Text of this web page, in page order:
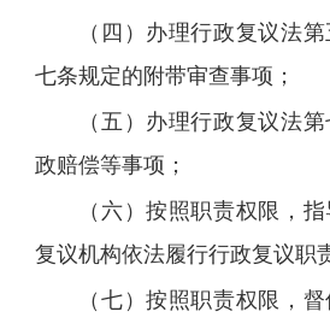
（四）办理行政复议法
七条规定的附带审查事项；
（五）办理行政复议法
政赔偿等事项；
（六）按照职责权限，
复议机构依法履行行政复议职
（七）按照职责权限，